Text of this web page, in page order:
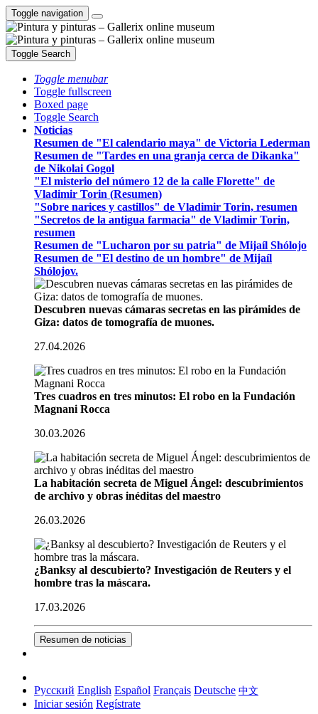
Toggle navigation
Toggle Search
Toggle menubar
Toggle fullscreen
Boxed page
Toggle Search
Noticias
Resumen de "El calendario maya" de Victoria Lederman
Resumen de "Tardes en una granja cerca de Dikanka"
de Nikolai Gogol
"El misterio del número 12 de la calle Florette" de
Vladimir Torin (Resumen)
"Sobre narices y castillos" de Vladimir Torin, resumen
"Secretos de la antigua farmacia" de Vladimir Torin,
resumen
Resumen de "Lucharon por su patria" de Mijaíl Shólojo
Resumen de "El destino de un hombre" de Mijaíl
Shólojov.
Descubren nuevas cámaras secretas en las pirámides de
Giza: datos de tomografía de muones.
27.04.2026
Tres cuadros en tres minutos: El robo en la Fundación
Magnani Rocca
30.03.2026
La habitación secreta de Miguel Ángel: descubrimientos
de archivo y obras inéditas del maestro
26.03.2026
¿Banksy al descubierto? Investigación de Reuters y el
hombre tras la máscara.
17.03.2026
Resumen de noticias
Русский English Español Français Deutsche 中文
Iniciar sesión Regístrate